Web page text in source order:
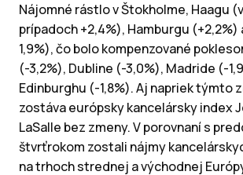
Nájomné rástlo v Štokholme, Haagu
prípadoch +2,4%), Hamburgu (+2,2%)
1,9%), čo bolo kompenzované
(-3,2%), Dubline (-3,0%), Madride (-
Edinburghu (-1,8%). Aj napriek týmto
zostáva európsky kancelársky index
LaSalle bez zmeny. V porovnaní s
štvrťrokom zostali nájmy
na trhoch strednej a východnej